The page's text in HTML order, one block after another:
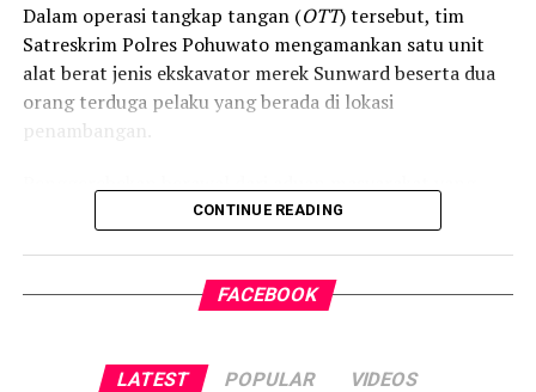
Dalam operasi tangkap tangan (OTT) tersebut, tim
Satreskrim Polres Pohuwato mengamankan satu unit
alat berat jenis ekskavator merek Sunward beserta dua
orang terduga pelaku yang berada di lokasi
penambangan.
resah terhadap maraknya aktivitas PETI di wilayah
tersebut. Menindaklanjuti laporan itu, Tim Satreskrim
Reskrim IPTU Renly H. Turangan, S.H. bergerak cepat
CONTINUE READING
FACEBOOK
LATEST POPULAR VIDEOS